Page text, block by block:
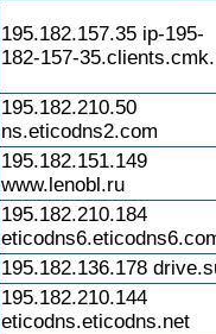
195.182.157.35 ip-195-
182-157-
195.182.210.50
ns.eticodns2.com
195.182.151.149
www.lenobl.ru
195.182.210.184
195.182.136.178
195.182.210.144
eticodns.eticodns.net